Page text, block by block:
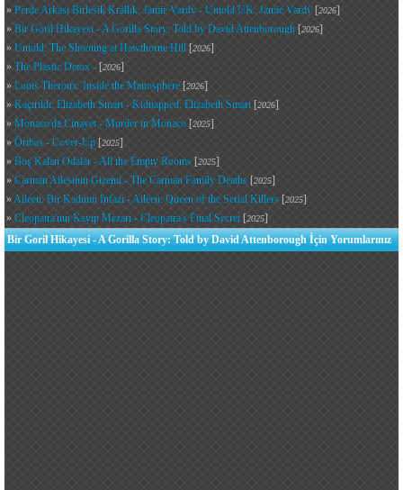
» Perde Arkası Birlesik Krallık: Jamie Vardy - Untold UK: Jamie Vardy [2026]
» Bir Goril Hikayesi - A Gorilla Story: Told by David Attenborough [2026]
» Untold: The Shooting at Hawthorne Hill [2026]
» The Plastic Detox - [2026]
» Louis Theroux: Inside the Manosphere [2026]
» Kaçırıldı: Elizabeth Smart - Kidnapped: Elizabeth Smart[2026]
» Monaco'da Cinayet - Murder in Monaco [2025]
» Örtbas - Cover-Up [2025]
» Boş Kalan Odalar - All the Empty Rooms [2025]
» Carman Ailesinin Gizemi - The Carman Family Deaths [2025]
»Aileen: Bir Kadının İnfazı - Aileen: Queen of the Serial Killers [2025]
» Cleopatra'nın Kayıp Mezarı - Cleopatra's Final Secret[2025]
Bir Goril Hikayesi - A Gorilla Story: Told by David Attenborough İçin Yorumlarınız